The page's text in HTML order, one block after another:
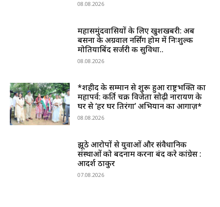
08.08.2026
महासमुंदवासियों के लिए खुशखबरी: अब
बसना के अग्रवाल नर्सिंग होम में निःशुल्क
मोतियाबिंद सर्जरी की सुविधा..
08.08.2026
*शहीद के सम्मान से शुरू हुआ राष्ट्रभक्ति का
महापर्व: कीर्ति चक्र विजेता सोढ़ी नारायण के
घर से ‘हर घर तिरंगा’ अभियान का आगाज़*
08.08.2026
झूठे आरोपों से युवाओं और संवैधानिक
संस्थाओं को बदनाम करना बंद करे कांग्रेस :
आदर्श ठाकुर
07.08.2026